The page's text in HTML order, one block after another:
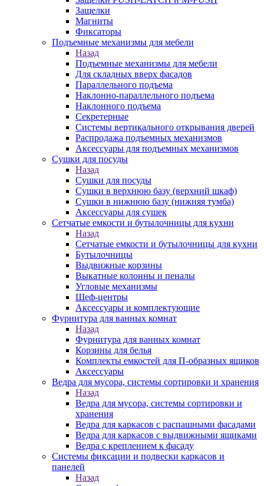
Защелки
Магниты
Фиксаторы
Подъемные механизмы для мебели
Назад
Подъемные механизмы для мебели
Для складных вверх фасадов
Параллельного подъема
Наклонно-параллельного подъема
Наклонного подъема
Секретерные
Системы вертикального открывания дверей
Распродажа подъемных механизмов
Аксессуары для подъемных механизмов
Сушки для посуды
Назад
Сушки для посуды
Сушки в верхнюю базу (верхний шкаф)
Сушки в нижнюю базу (нижняя тумба)
Аксессуары для сушек
Сетчатые емкости и бутылочницы для кухни
Назад
Сетчатые емкости и бутылочницы для кухни
Бутылочницы
Выдвижные корзины
Выкатные колонны и пеналы
Угловые механизмы
Шеф-центры
Аксессуары и комплектующие
Фурнитура для ванных комнат
Назад
Фурнитура для ванных комнат
Корзины для белья
Комплекты емкостей для П-образных ящиков
Аксессуары
Ведра для мусора, системы сортировки и хранения
Назад
Ведра для мусора, системы сортировки и
хранения
Ведра для каркасов с распашными фасадами
Ведра для каркасов с выдвижными ящиками
Ведра с креплением к фасаду
Системы фиксации и подвески каркасов и
панелей
Назад